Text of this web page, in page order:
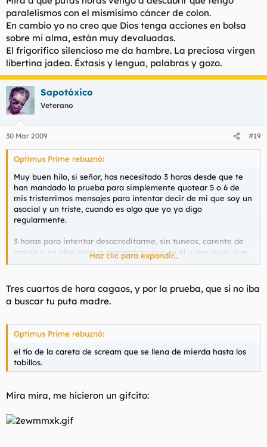
paralelismos con el mismísimo cáncer de colon.
En cambio yo no creo que Dios tenga acciones en bolsa
sobre mi alma, están muy devaluadas.
El frigorífico silencioso me da hambre. La preciosa vírgen
libertina jadea. Éxtasis y lengua, palabras y gozo.
Sapotóxico
Veterano
30 Mar 2009 #19
Optimus Prime rebuznó:
Muy buen hilo, si señor, has necesitado 3 horas desde que te
han mandado la prueba para simplemente quotear 5 o 6 de
mis tristerrimos mensajes para intentar decir de mi que soy un
asocial y un triste, cuando es algo que yo ya digo
regularmente.
3 horas para intentar desacreditarme, sin tuneos, carente de
gracia y en plan mira que mierdoso que es él y que guay que
soy yo,
Haz clic para expandir...
Tres cuartos de hora cagaos, y por la prueba, que si no iba
a buscar tu puta madre.
Optimus Prime rebuznó:
el tío de la careta de scream que se llena de mierda hasta los
tobillos.
Mira mira, me hicieron un gifcito: